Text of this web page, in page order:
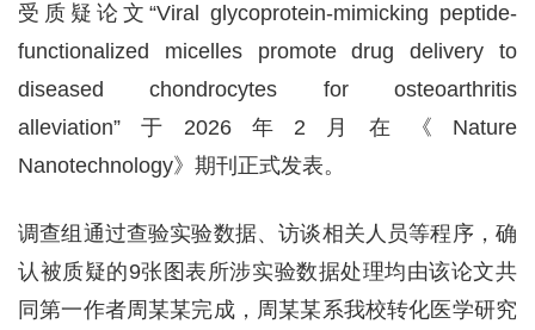
受质疑论文“Viral glycoprotein-mimicking peptide-
functionalized micelles promote drug delivery to
diseased chondrocytes for osteoarthritis
alleviation”于2026年2月在《Nature
Nanotechnology》期刊正式发表。
调查组通过查验实验数据、访谈相关人员等程序，确
认被质疑的9张图表所涉实验数据处理均由该论文共
同第一作者周某某完成，周某某系我校转化医学研究